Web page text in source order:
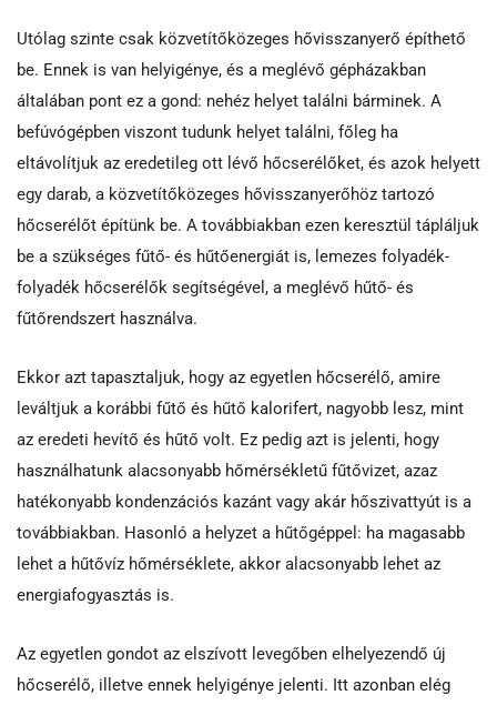
Utólag szinte csak közvetítőközeges hővisszanyerő építhető
be. Ennek is van helyigénye, és a meglévő gépházakban
általában pont ez a gond: nehéz helyet találni bárminek. A
befúvógépben viszont tudunk helyet találni, főleg ha
eltávolítjuk az eredetileg ott lévő hőcserélőket, és azok helyett
egy darab, a közvetítőközeges hővisszanyerőhöz tartozó
hőcserélőt építünk be. A továbbiakban ezen keresztül tápláljuk
be a szükséges fűtő- és hűtőenergiát is, lemezes folyadék-
folyadék hőcserélők segítségével, a meglévő hűtő- és
fűtőrendszert használva.
Ekkor azt tapasztaljuk, hogy az egyetlen hőcserélő, amire
leváltjuk a korábbi fűtő és hűtő kalorifert, nagyobb lesz, mint
az eredeti hevítő és hűtő volt. Ez pedig azt is jelenti, hogy
használhatunk alacsonyabb hőmérsékletű fűtővizet, azaz
hatékonyabb kondenzációs kazánt vagy akár hőszivattyút is a
továbbiakban. Hasonló a helyzet a hűtőgéppel: ha magasabb
lehet a hűtővíz hőmérséklete, akkor alacsonyabb lehet az
energiafogyasztás is.
Az egyetlen gondot az elszívott levegőben elhelyezendő új
hőcserélő, illetve ennek helyigénye jelenti. Itt azonban elég